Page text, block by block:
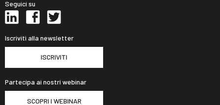
Seguici su
Iscriviti alla newsletter
ISCRIVITI
Partecipa ai nostri webinar
SCOPRI I WEBINAR